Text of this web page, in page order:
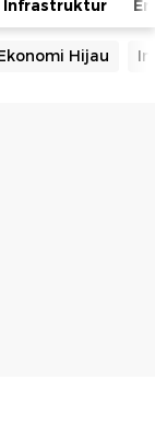
Infrastruktur
Hijau